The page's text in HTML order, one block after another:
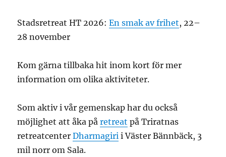
Stadsretreat HT 2026:En smak av frihet, 22–
28 november
Kom gärna tillbaka hit inom kort för mer
information om olika aktiviteter.
Som aktiv i vår gemenskap har du också
möjlighet att åka påretreat på Triratnas
retreatcenterDharmagiri i Väster Bännbäck, 3
mil norr om Sala.